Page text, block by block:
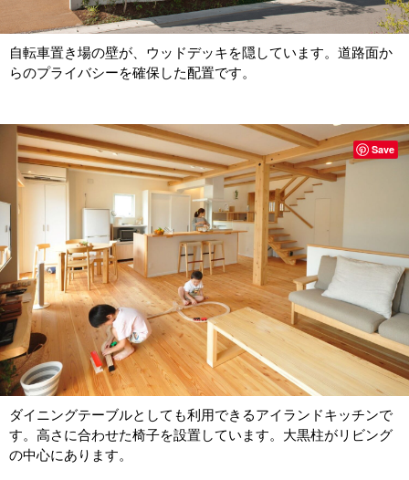
自転車置き場の壁が、ウッドデッキを隠しています。道路面か
らのプライバシーを確保した配置です。
ダイニングテーブルとしても利用できるアイランドキッチンで
す。高さに合わせた椅子を設置しています。大黒柱がリビング
の中心にあります。
Save